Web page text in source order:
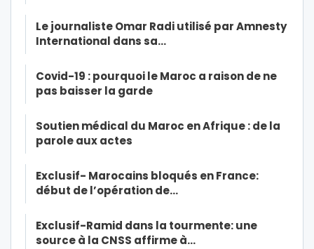
Le journaliste Omar Radi utilisé par Amnesty
International dans sa…
Covid-19 : pourquoi le Maroc a raison de ne
pas baisser la garde
Soutien médical du Maroc en Afrique : de la
parole aux actes
Exclusif- Marocains bloqués en France:
début de l’opération de…
Exclusif-Ramid dans la tourmente: une
source à la CNSS affirme à…